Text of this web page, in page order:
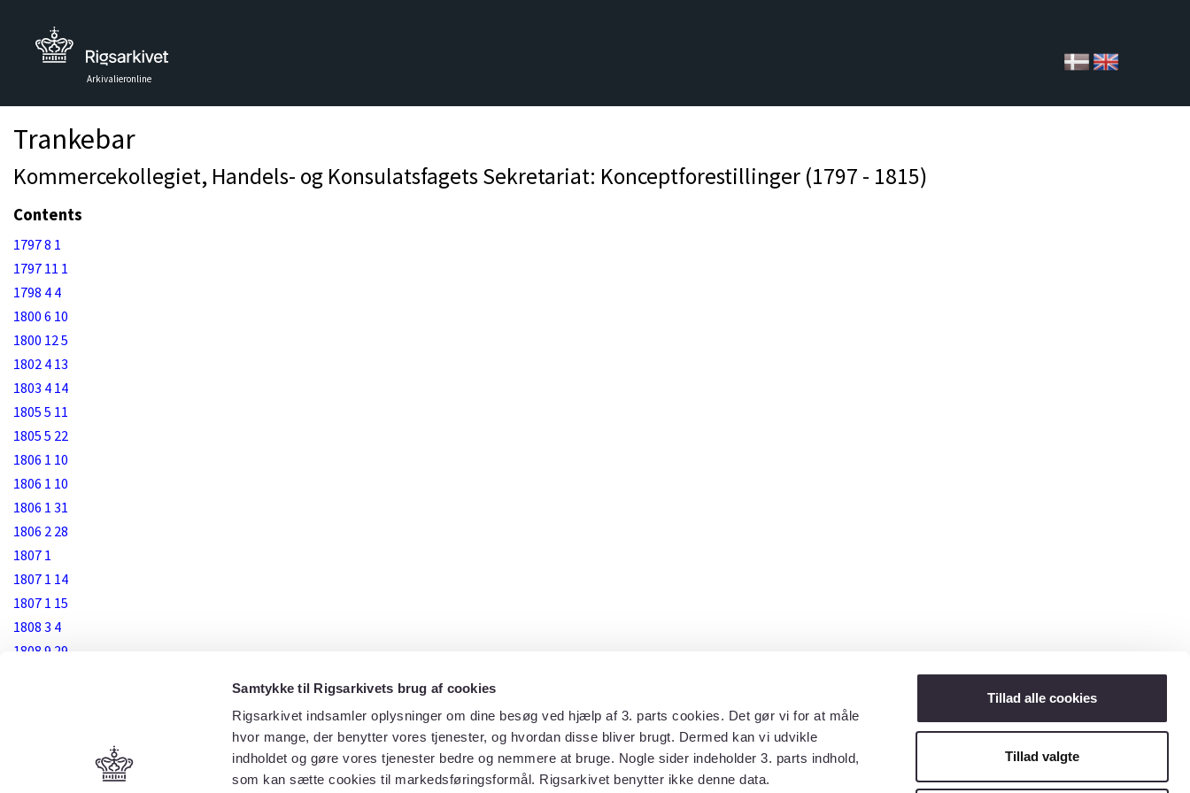
Samtykke til Rigsarkivets brug af cookies
Rigsarkivet indsamler oplysninger om dine besøg ved hjælp af 3. parts cookies. Det gør vi for at måle
hvor mange, der benytter vores tjenester, og hvordan disse bliver brugt. Dermed kan vi udvikle
indholdet og gøre vores tjenester bedre og nemmere at bruge. Nogle sider indeholder 3. parts indhold,
som kan sætte cookies til markedsføringsformål. Rigsarkivet benytter ikke denne data.
Tillad alle cookies
Tillad valgte
Arkivalieronline
Trankebar
Kommercekollegiet, Handels- og Konsulatsfagets Sekretariat: Konceptforestillinger (1797 - 1815)
Contents
1797 8 1
1797 11 1
1798 4 4
1800 6 10
1800 12 5
1802 4 13
1803 4 14
1805 5 11
1805 5 22
1806 1 10
1806 1 10
1806 1 31
1806 2 28
1807 1
1807 1 14
1807 1 15
1808 3 4
1808 9 29